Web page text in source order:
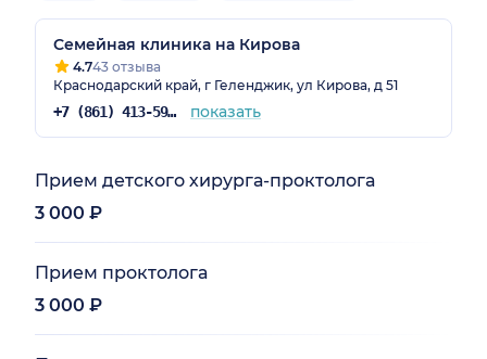
Семейная клиника на Кирова
4.743 отзыва
Краснодарский край, г Геленджик, ул Кирова, д 51
+7 (861) 413-59-23 показать
Прием детского хирурга-проктолога
3 000 ₽
Прием проктолога
3 000 ₽